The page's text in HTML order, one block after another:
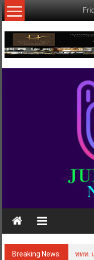
Skip
to
เว็บ
ข่าว
Breaking News:
ททท.